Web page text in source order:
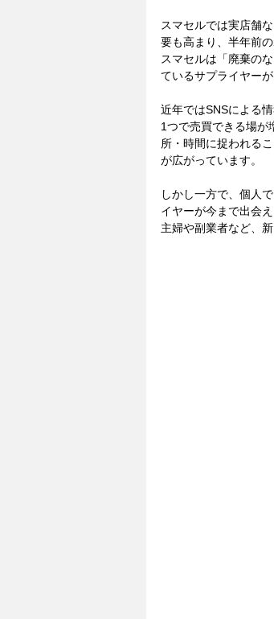
スマセルでは実店舗
要も高まり、半年前
スマセルは「廃棄の
ているサプライヤー
近年ではSNSによる
1つで売買できる場が
所・時間に捉われる
が広がっています。
しかし一方で、個人
イヤーが今まで出会
主婦や副業者など、